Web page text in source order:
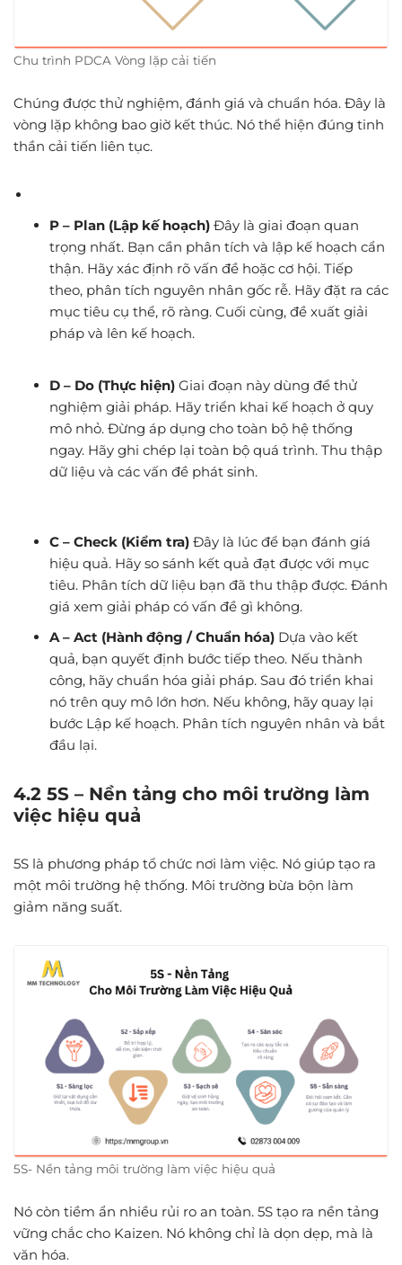
Chu trình PDCA Vòng lặp cải tiến
Chúng được thử nghiệm, đánh giá và chuẩn hóa. Đây là
vòng lặp không bao giờ kết thúc. Nó thể hiện đúng tinh
thần cải tiến liên tục.
P – Plan (Lập kế hoạch) Đây là giai đoạn quan
trọng nhất. Bạn cần phân tích và lập kế hoạch cẩn
thận. Hãy xác định rõ vấn đề hoặc cơ hội. Tiếp
theo, phân tích nguyên nhân gốc rễ. Hãy đặt ra các
mục tiêu cụ thể, rõ ràng. Cuối cùng, đề xuất giải
pháp và lên kế hoạch.
D – Do (Thực hiện) Giai đoạn này dùng để thử
nghiệm giải pháp. Hãy triển khai kế hoạch ở quy
mô nhỏ. Đừng áp dụng cho toàn bộ hệ thống
ngay. Hãy ghi chép lại toàn bộ quá trình. Thu thập
dữ liệu và các vấn đề phát sinh.
C – Check (Kiểm tra) Đây là lúc để bạn đánh giá
hiệu quả. Hãy so sánh kết quả đạt được với mục
tiêu. Phân tích dữ liệu bạn đã thu thập được. Đánh
giá xem giải pháp có vấn đề gì không.
A – Act (Hành động / Chuẩn hóa) Dựa vào kết
quả, bạn quyết định bước tiếp theo. Nếu thành
công, hãy chuẩn hóa giải pháp. Sau đó triển khai
nó trên quy mô lớn hơn. Nếu không, hãy quay lại
bước Lập kế hoạch. Phân tích nguyên nhân và bắt
đầu lại.
4.2 5S – Nền tảng cho môi trường làm
việc hiệu quả
5S là phương pháp tổ chức nơi làm việc. Nó giúp tạo ra
một môi trường hệ thống. Môi trường bừa bộn làm
giảm năng suất.
5S- Nền tảng môi trường làm việc hiệu quả
Nó còn tiềm ẩn nhiều rủi ro an toàn. 5S tạo ra nền tảng
vững chắc cho Kaizen. Nó không chỉ là dọn dẹp, mà là
văn hóa.